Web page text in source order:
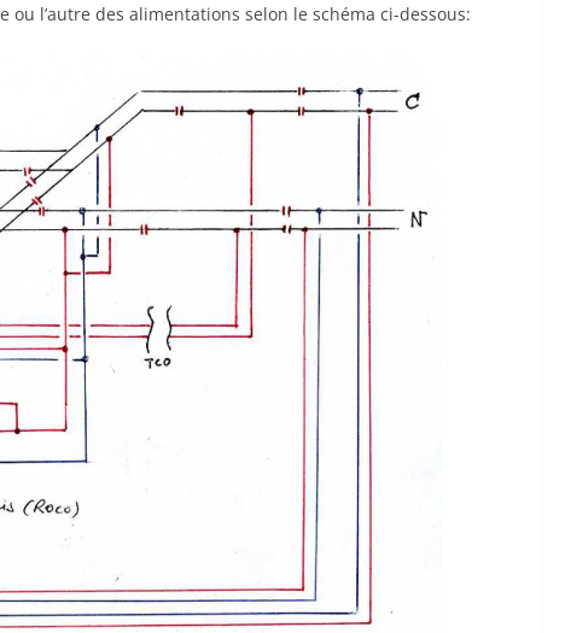
l’autre des alimentations selon le schéma ci-dessous: